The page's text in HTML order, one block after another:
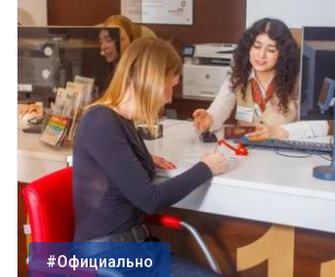
#Официально